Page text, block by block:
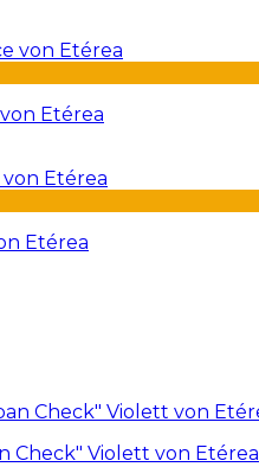
Etérea
Etérea
Check" Violett von Etérea